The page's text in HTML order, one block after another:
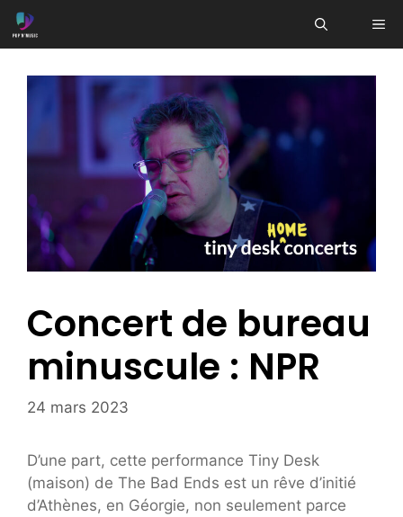
Aller
au
Concert de bureau
minuscule : NPR
24 mars 2023
D’une part, cette performance Tiny Desk
(maison) de The Bad Ends est un rêve d’initié
d’Athènes, en Géorgie, non seulement parce